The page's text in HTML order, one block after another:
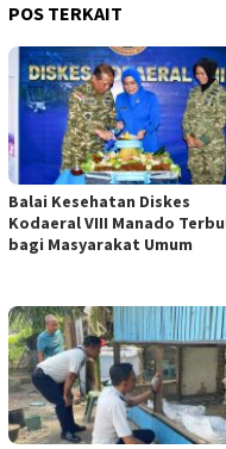
POS TERKAIT
Balai Kesehatan Diskes
Kodaeral VIII Manado
bagi Masyarakat Umum